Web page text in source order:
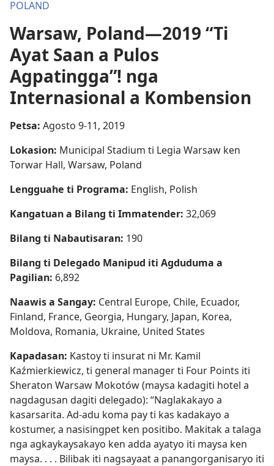
POLAND
Warsaw, Poland—2019 “Ti
Ayat Saan a Pulos
Agpatingga”! nga
Internasional a Kombension
Petsa: Agosto 9-11, 2019
Lokasion: Municipal Stadium ti Legia Warsaw ken
Torwar Hall, Warsaw, Poland
Lengguahe ti Programa: English, Polish
Kangatuan a Bilang ti Immatender: 32,069
Bilang ti Nabautisaran: 190
Bilang ti Delegado Manipud iti Agduduma a
Pagilian: 6,892
Naawis a Sangay: Central Europe, Chile, Ecuador,
Finland, France, Georgia, Hungary, Japan, Korea,
Moldova, Romania, Ukraine, United States
Kapadasan: Kastoy ti insurat ni Mr. Kamil
Kaźmierkiewicz, ti general manager ti Four Points iti
Sheraton Warsaw Mokotów (maysa kadagiti hotel a
nagdagusan dagiti delegado): “Naglakakayo a
kasarsarita. Ad-adu koma pay ti kas kadakayo a
kostumer, a nasisingpet ken positibo. Makitak a talaga
nga agkaykaysakayo ken adda ayatyo iti maysa ken
maysa. . . . Bilibak iti nagsayaat a panangorganisaryo iti